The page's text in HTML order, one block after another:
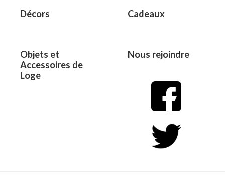
Décors Cadeaux
Objets et
Accessoires de
Loge
Nous rejoindre